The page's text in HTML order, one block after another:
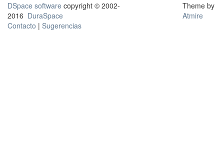
DSpace software copyright © 2002-
2016 DuraSpace
Contacto | Sugerencias
Theme by
Atmire